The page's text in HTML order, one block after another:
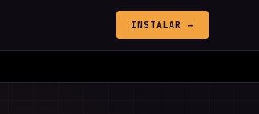
INSTALAR →